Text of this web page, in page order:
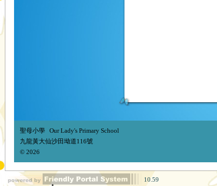
聖母小學 Our Lady's Primary School
九龍黃大仙沙田坳道116號
© 2026
10.59